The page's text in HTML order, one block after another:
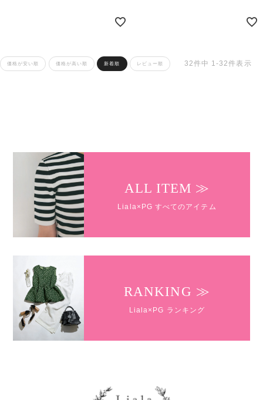
価格が安い順 価格が高い順 新着順 レビュー順 32件中 1-32件表示
ALL ITEM ≫
Liala×PG すべてのアイテム
RANKING ≫
Liala×PG ランキング